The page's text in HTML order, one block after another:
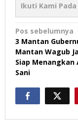
Ikuti Kami Pada
Navigasi
pos
Pos sebelumnya
3 Mantan
Mantan Wagub
Siap Menangkan
Sani